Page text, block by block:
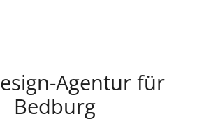
Agentur für
Bedburg